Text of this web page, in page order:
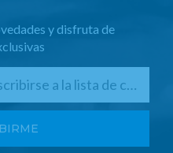
y disfruta de